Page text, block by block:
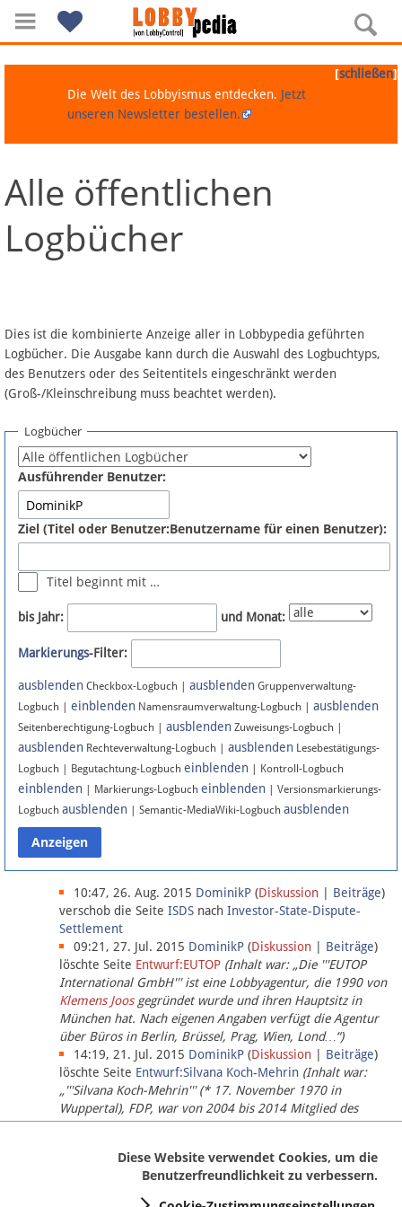
Navigation
Über Lobbypedia
Artikel nach Kategorien
FAQ
Fördermitglied werden
Fehler melden
Newsletter
Bluesky
Facebook
Instagram
Anmelden
Datenschutz
Über Lobbypedia
Impressum
[schließen]
Die Welt des Lobbyismus entdecken. Jetzt
unseren Newsletter bestellen.
Alle öffentlichen
Logbücher
Dies ist die kombinierte Anzeige aller in Lobbypedia geführten
Logbücher. Die Ausgabe kann durch die Auswahl des Logbuchtyps,
des Benutzers oder des Seitentitels eingeschränkt werden
(Groß-/Kleinschreibung muss beachtet werden).
Logbücher
Ausführender Benutzer:
Ziel (Titel oder Benutzer:Benutzername für einen Benutzer):
Titel beginnt mit …
bis Jahr: und Monat:
Markierungs-Filter:
ausblenden Checkbox-Logbuch | ausblenden Gruppenverwaltung-
Logbuch | einblenden Namensraumverwaltung-Logbuch | ausblenden
Seitenberechtigung-Logbuch | ausblenden Zuweisungs-Logbuch |
ausblenden Rechteverwaltung-Logbuch | ausblenden Lesebestätigungs-
Logbuch | Begutachtung-Logbuch einblenden | Kontroll-Logbuch
einblenden | Markierungs-Logbuch einblenden | Versionsmarkierungs-
Logbuch ausblenden | Semantic-MediaWiki-Logbuch ausblenden
10:47, 26. Aug. 2015 DominikP (Diskussion Beiträge)
verschob die Seite ISDS nach Investor-State-Dispute-
Settlement
09:21, 27. Jul. 2015 DominikP (Diskussion Beiträge)
löschte Seite Entwurf:EUTOP (Inhalt war: „Die '''EUTOP
International GmbH''' ist eine Lobbyagentur, die 1990 von
Klemens Joosgegründet wurde und ihren Hauptsitz in
München hat. Nach eigenen Angaben verfügt die Agentur
über Büros in Berlin, Brüssel, Prag, Wien, Lond…“)
14:19, 21. Jul. 2015 DominikP (Diskussion Beiträge)
löschte Seite Entwurf:Silvana Koch-Mehrin (Inhalt war:
„'''Silvana Koch-Mehrin''' (* 17. November 1970 in
Wuppertal), FDP, war von 2004 bis 2014 Mitglied des
Europäischen Parlaments, seit November 2014 ist sie für
Diese Website verwendet Cookies, um die
Benutzerfreundlichkeit zu verbessern.